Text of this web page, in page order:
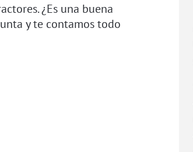
¿Es una buena
y te contamos todo